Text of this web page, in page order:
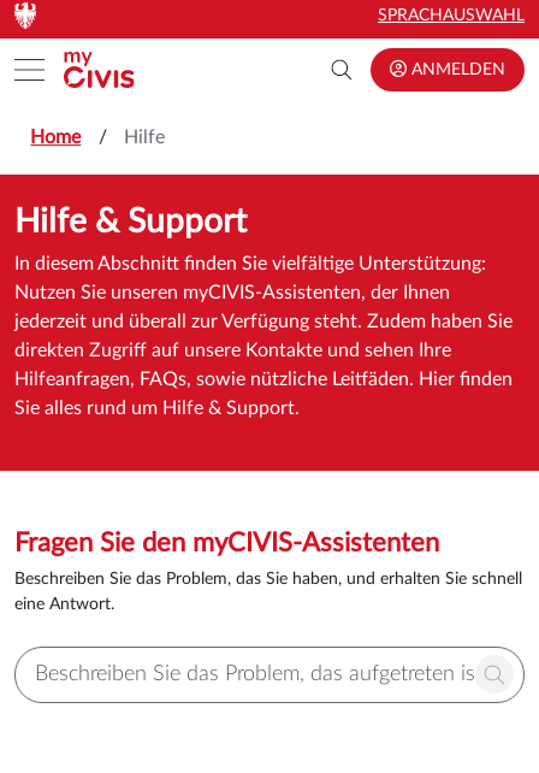
Zum Hauptinhalt springen
Zum Hauptinhalt springen SPRACHAUSWAHL
Toggle menu ANMELDEN
Home Hilfe
Hilfe & Support
In diesem Abschnitt finden Sie vielfältige Unterstützung:
Nutzen Sie unseren myCIVIS-Assistenten, der Ihnen
jederzeit und überall zur Verfügung steht. Zudem haben Sie
direkten Zugriff auf unsere Kontakte und sehen Ihre
Hilfeanfragen, FAQs, sowie nützliche Leitfäden. Hier finden
Sie alles rund um Hilfe & Support.
Fragen Sie den myCIVIS-Assistenten
Beschreiben Sie das Problem, das Sie haben, und erhalten Sie schnell
eine Antwort.